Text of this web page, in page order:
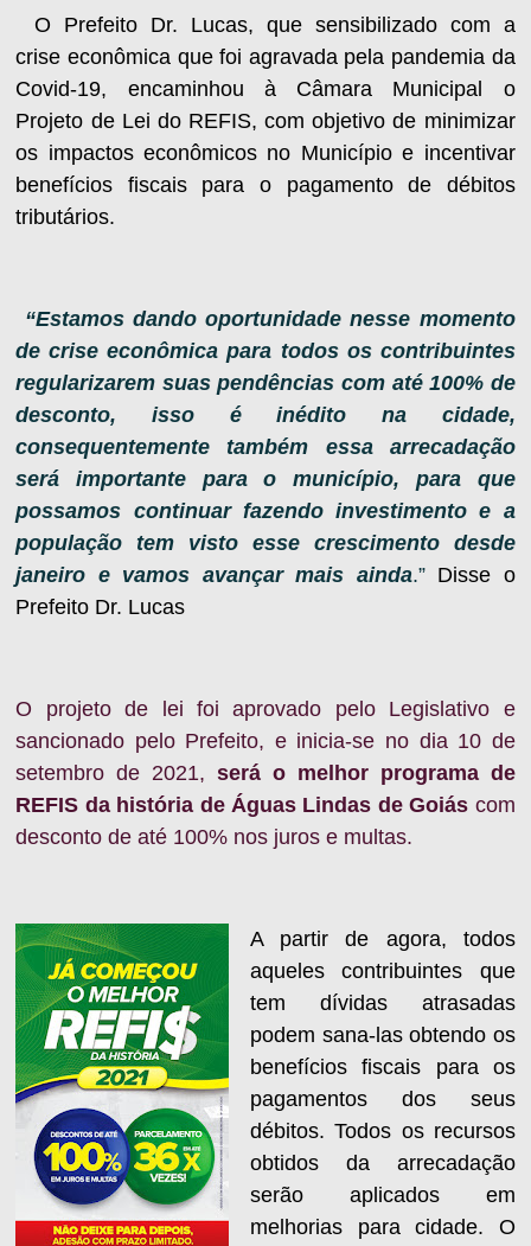
O Prefeito Dr. Lucas, que sensibilizado com a
crise econômica que foi agravada pela pandemia da
Covid-19, encaminhou à Câmara Municipal o
Projeto de Lei do REFIS, com objetivo de minimizar
os impactos econômicos no Município e incentivar
benefícios fiscais para o pagamento de débitos
tributários.
“Estamos dando oportunidade nesse momento
de crise econômica para todos os contribuintes
regularizarem suas pendências com até 100% de
desconto, isso é inédito na cidade,
consequentemente também essa arrecadação
será importante para o município, para que
possamos continuar fazendo investimento e a
população tem visto esse crescimento desde
janeiro e vamos avançar mais ainda.”Disse o
Prefeito Dr. Lucas
O projeto de lei foi aprovado pelo Legislativo e
sancionado pelo Prefeito, e inicia-se no dia 10 de
setembro de 2021,será o melhor programa de
REFIS da história de Águas Lindas de Goiás com
desconto de até 100% nos juros e multas.
A partir de agora, todos
aqueles contribuintes que
tem dívidas atrasadas
podem sana-las obtendo os
benefícios fiscais para os
pagamentos dos seus
débitos. Todos os recursos
obtidos da arrecadação
serão aplicados em
melhorias para cidade. O